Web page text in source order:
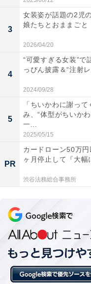
3
女装姿が話題の2児
娘たちとおままご
2026/04/20
4
“可愛すぎる女装”で
っぴん披露＆“注射
2024/09/28
5
「ちいかわに謝っ
み、“体型がちいか
一...
2025/05/15
PR
カードローン50万
ヶ月停止して『大
渋谷法務総合事務所